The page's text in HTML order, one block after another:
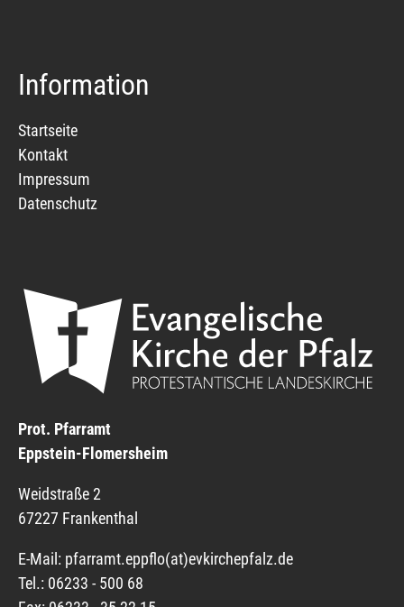
Information
Startseite
Kontakt
Impressum
Datenschutz
Prot. Pfarramt
Eppstein-Flomersheim
Weidstraße 2
67227 Frankenthal
E-Mail: pfarramt.eppflo(at)evkirchepfalz.de
Tel.: 06233 - 500 68